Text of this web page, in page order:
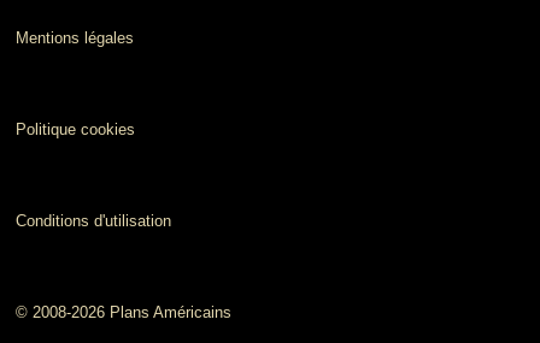
Mentions légales
Politique cookies
Conditions d'utilisation
© 2008-2026 Plans Américains